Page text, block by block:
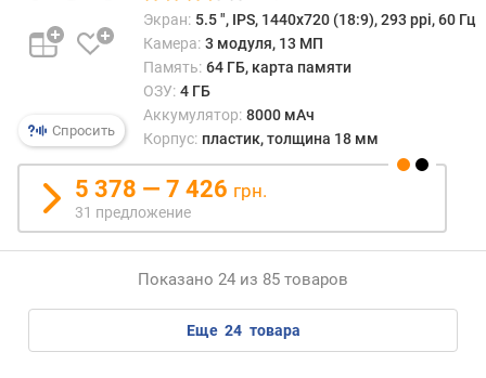
и
я
я
т
и
м
а
Спросить
Экран: 5.5 ", IPS, 1440х720 (18:9), 293 ppi, 60 Гц
Камера: 3 модуля, 13 МП
Память: 64 ГБ, карта памяти
ОЗУ: 4 ГБ
Аккумулятор: 8000 мАч
Корпус: пластик, толщина 18 мм
5 378 — 7 426 грн.
31 предложение
Показано 24 из 85 товаров
еще 24 товара